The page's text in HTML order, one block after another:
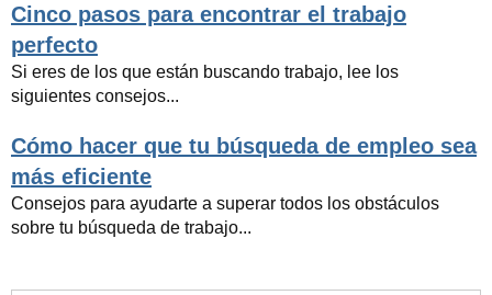
Cinco pasos para encontrar el trabajo
perfecto
Si eres de los que están buscando trabajo, lee los
siguientes consejos...
Cómo hacer que tu búsqueda de empleo sea
más eficiente
Consejos para ayudarte a superar todos los obstáculos
sobre tu búsqueda de trabajo...